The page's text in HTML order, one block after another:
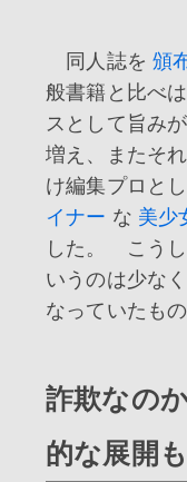
同人誌を頒
般書籍と比べ
スとして旨み
増え、またそ
け編集プロと
イナー な 美少
した。 こうし
いうのは少な
なっていたもの
詐欺なの
的な展開も